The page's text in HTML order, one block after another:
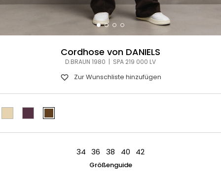
Cordhose von DANIELS
D.BRAUN 1980 | SPA 219 000 LV
Zur Wunschliste hinzufügen
34 36 38 40 42
Größenguide